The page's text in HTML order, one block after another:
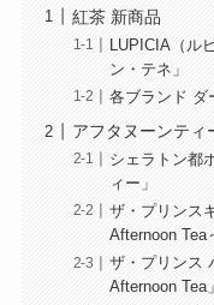
紅茶 新商品
LUPICIA（ル
ン・テネ」
各ブランド ダ
アフタヌーンティ
シェラトン都
ィー」
ザ・プリンス
Afternoon Tea
ザ・プリンス
Afternoon Tea」